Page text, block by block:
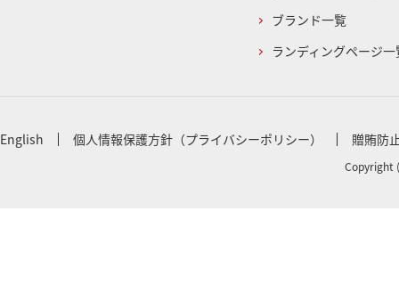
ブランド一覧
ランディングページ一
English 個人情報保護方針（プライバシーポリシー） 贈賄防
Copyright